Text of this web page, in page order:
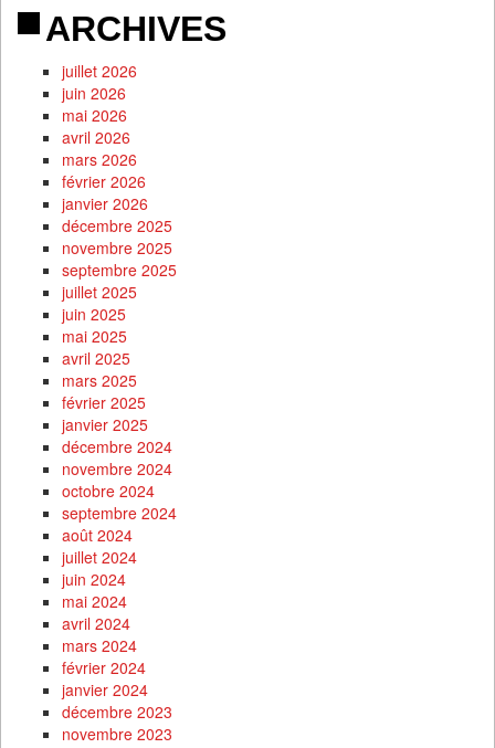
ARCHIVES
juillet 2026
juin 2026
mai 2026
avril 2026
mars 2026
février 2026
janvier 2026
décembre 2025
novembre 2025
septembre 2025
juillet 2025
juin 2025
mai 2025
avril 2025
mars 2025
février 2025
janvier 2025
décembre 2024
novembre 2024
octobre 2024
septembre 2024
août 2024
juillet 2024
juin 2024
mai 2024
avril 2024
mars 2024
février 2024
janvier 2024
décembre 2023
novembre 2023